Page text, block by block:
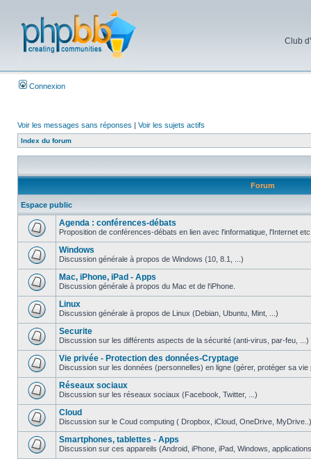
Club
Connexion
Voir les messages sans réponses | Voir les sujets actifs
Index du forum
Forum
Espace public
Agenda : conférences-débats
Proposition de conférences-débats en lien avec l'informatique, l'Internet
Windows
Discussion générale à propos de Windows (10, 8.1, ...)
Mac, iPhone, iPad - Apps
Discussion générale à propos du Mac et de l'iPhone.
Linux
Discussion générale à propos de Linux (Debian, Ubuntu, Mint, ...)
Securite
Discussion sur les différents aspects de la sécurité (anti-virus, par-feu, ...)
Vie privée - Protection des données-Cryptage
Discussion sur les données (personnelles) en ligne (gérer, protéger sa
Réseaux sociaux
Discussion sur les réseaux sociaux (Facebook, Twitter, ...)
Cloud
Discussion sur le Coud computing ( Dropbox, iCloud, OneDrive, MyDrive..)
Smartphones, tablettes - Apps
Discussion sur ces appareils (Android, iPhone, iPad, Windows,